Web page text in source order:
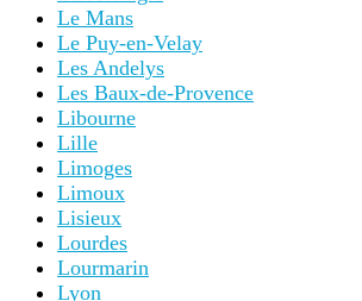
Le Mans
Le Puy-en-Velay
Les Andelys
Les Baux-de-Provence
Libourne
Lille
Limoges
Limoux
Lisieux
Lourdes
Lourmarin
Lyon